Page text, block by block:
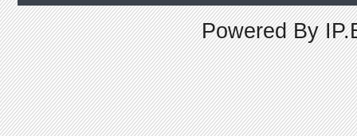
Powered By